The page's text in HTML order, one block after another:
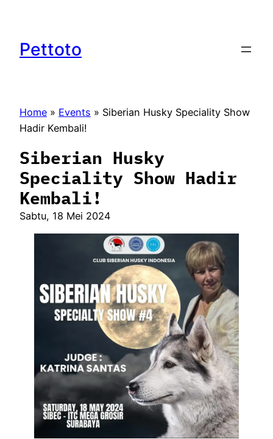
konten
Pettoto
Home » Events » Siberian Husky Speciality Show
Hadir Kembali!
Siberian Husky
Speciality Show Hadir
Kembali!
Sabtu, 18 Mei 2024